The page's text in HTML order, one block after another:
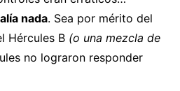
nada. Sea por mérito del
Hércules B (o una mezcla de
no lograron responder